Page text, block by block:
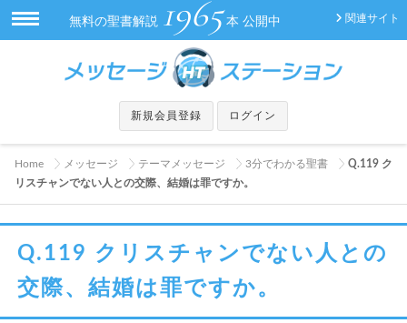
関連サイト
無料の聖書解説 1965 本 公開中
新規会員登録 ログイン
Home メッセージ テーマメッセージ 3分でわかる聖書
Q.119 ク
リスチャンでない人との交際、結婚は罪ですか。
Q.119 クリスチャンでない人との
交際、結婚は罪ですか。